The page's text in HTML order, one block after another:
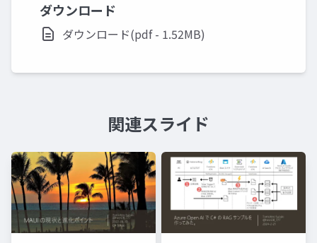
ダウンロード
ダウンロード(pdf - 1.52MB)
関連スライド